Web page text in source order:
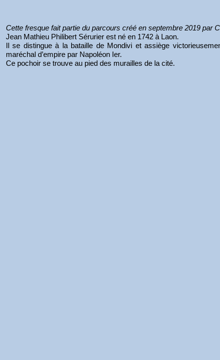
Cette fresque fait partie du parcours créé en septembre 2019 par
Jean Mathieu Philibert Sérurier est né en 1742 à Laon.
Il se distingue à la bataille de Mondivi et assiège
maréchal d’empire par Napoléon Ier.
Ce pochoir se trouve au pied des murailles de la cité.